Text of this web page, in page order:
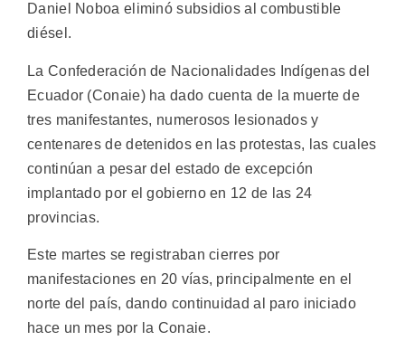
Daniel Noboa eliminó subsidios al combustible
diésel.
La Confederación de Nacionalidades Indígenas del
Ecuador (Conaie) ha dado cuenta de la muerte de
tres manifestantes, numerosos lesionados y
centenares de detenidos en las protestas, las cuales
continúan a pesar del estado de excepción
implantado por el gobierno en 12 de las 24
provincias.
Este martes se registraban cierres por
manifestaciones en 20 vías, principalmente en el
norte del país, dando continuidad al paro iniciado
hace un mes por la Conaie.